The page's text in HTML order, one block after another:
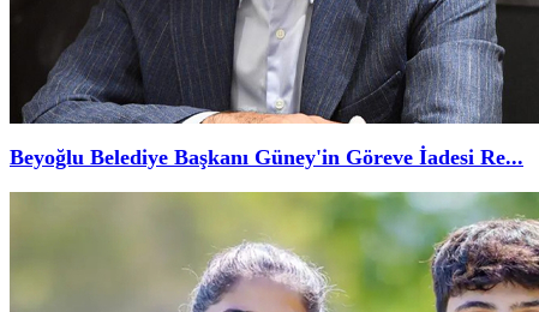
Beyoğlu Belediye Başkanı Güney'in Göreve İadesi Re...